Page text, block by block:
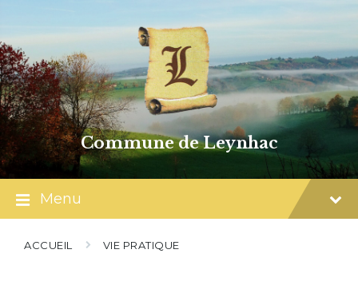
content
main
navigation
footer
Commune de Leynhac
Menu
ACCUEIL VIE PRATIQUE